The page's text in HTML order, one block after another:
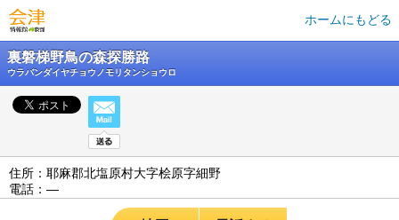
ホームにもどる
裏磐梯野鳥の森探勝路
ウラバンダイヤチョウノモリタンショウロ
住所：耶麻郡北塩原村大字桧原字細野
電話：―